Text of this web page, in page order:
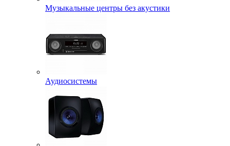
Музыкальные центры без акустики
Аудиосистемы